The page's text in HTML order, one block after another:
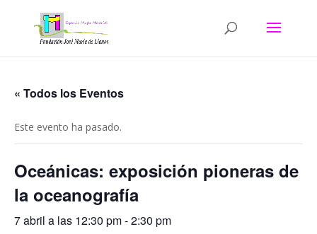
« Todos los Eventos
Este evento ha pasado.
Oceánicas: exposición pioneras de
la oceanografía
7 abril a las 12:30 pm-2:30 pm